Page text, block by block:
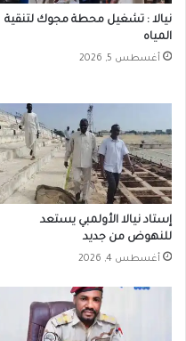
نيالا : تشغيل محطة مجوك لتنقية
المياه
أغسطس 5, 2026
إستاد نيالا الأولمبي يستعد
للنهوض من جديد
أغسطس 4, 2026